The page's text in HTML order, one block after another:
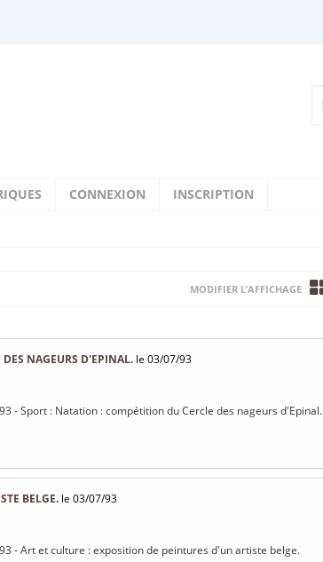
CONNEXION INSCRIPTION
MODIFIER L’AFFICHAGE
NAGEURS D'EPINAL. le 03/07/93
- Sport : Natation : compétition du Cercle des nageurs d'Epinal.
BELGE. le 03/07/93
- Art et culture : exposition de peintures d'un artiste belge.